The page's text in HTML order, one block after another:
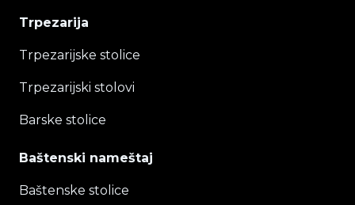
Trpezarija
Trpezarijske stolice
Trpezarijski stolovi
Barske stolice
Baštenski nameštaj
Baštenske stolice